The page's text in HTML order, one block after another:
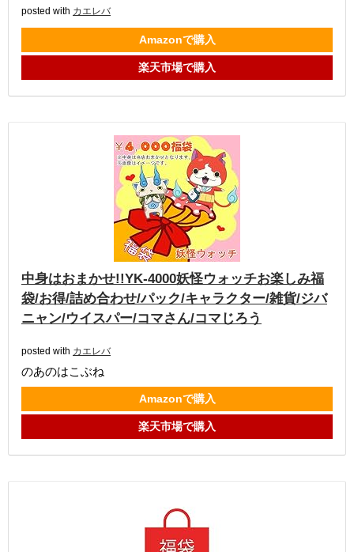
posted with カエレバ
Amazonで購入
楽天市場で購入
中身はおまかせ!!YK-4000妖怪ウォッチお楽しみ福
袋/お得/詰め合わせ/パック/キャラクター/雑貨/ジバ
ニャン/ウイスパー/コマさん/コマじろう
posted with カエレバ
のあのはこぶね
Amazonで購入
楽天市場で購入